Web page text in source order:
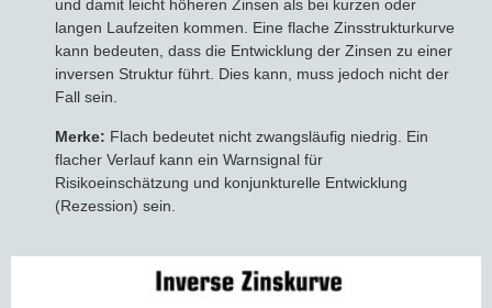
und damit leicht höheren Zinsen als bei kurzen oder
langen Laufzeiten kommen. Eine flache Zinsstrukturkurve
kann bedeuten, dass die Entwicklung der Zinsen zu einer
inversen Struktur führt. Dies kann, muss jedoch nicht der
Fall sein.
Merke: Flach bedeutet nicht zwangsläufig niedrig. Ein
flacher Verlauf kann ein Warnsignal für
Risikoeinschätzung und konjunkturelle Entwicklung
(Rezession) sein.